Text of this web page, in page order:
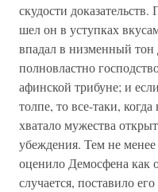
скудости
шел он в уступках
впадал в низменный тон
полновластно
афинской трибуне; и
толпе, то все-таки,
хватало мужества
убеждения. Тем не
оценило Демосфена как
случается, поставило